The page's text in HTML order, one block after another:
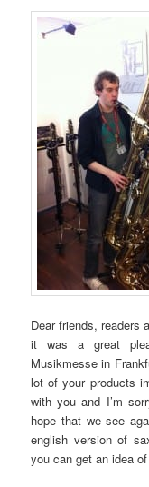
Dear friends, readers
it was a great
Musikmesse in
lot of your products
with you and I’m
hope that we see
english version of
you can get an idea